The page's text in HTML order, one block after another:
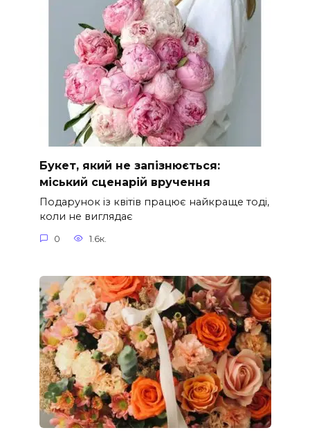
Букет, який не запізнюється:
міський сценарій вручення
Подарунок із квітів працює найкраще тоді,
коли не виглядає
0 1.6к.